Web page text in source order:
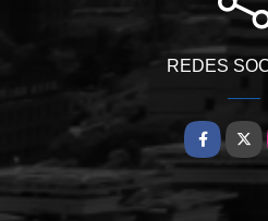
REDES
Facebook
X